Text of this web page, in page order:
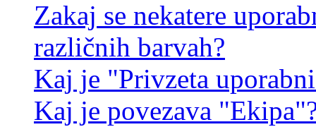
Zakaj se nekatere
različnih barvah?
Kaj je "Privzeta
Kaj je povezava